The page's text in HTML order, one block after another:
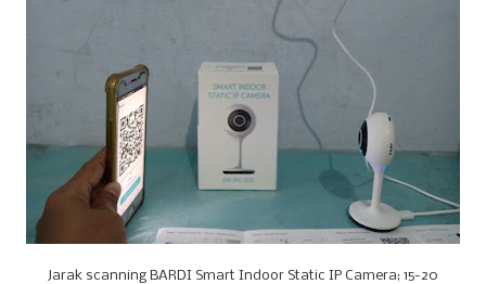
Jarak scanning BARDI Smart Indoor Static IP Camera; 15-20